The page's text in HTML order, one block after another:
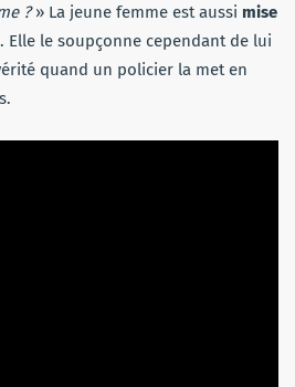
?» La jeune femme est aussi mise
Elle le soupçonne cependant de lui
quand un policier la met en